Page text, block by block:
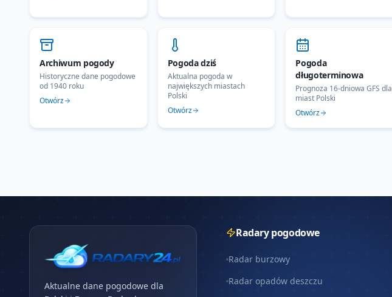
Archiwum pogody
Historyczne dane pogodowe
od 1940 roku
Otwórz
Pogoda dziś
Aktualna pogoda w
największych miastach
Polski
Otwórz
Pogoda
długoterminowa
Prognoza 16-dniowa GFS dla
miast Polski
Otwórz
Aktualne dane pogodowe dla
Radary pogodowe
Radar burzowy
Radar opadów deszczu